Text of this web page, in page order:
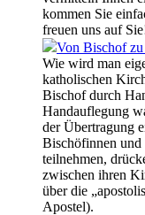
kommen Sie
freuen uns auf
Von Bischof
Wie wird man
katholischen
Bischof durch
Handauflegung
der Übertragung
Bischöfinnen und
teilnehmen,
zwischen ihren
über die
Apostel).